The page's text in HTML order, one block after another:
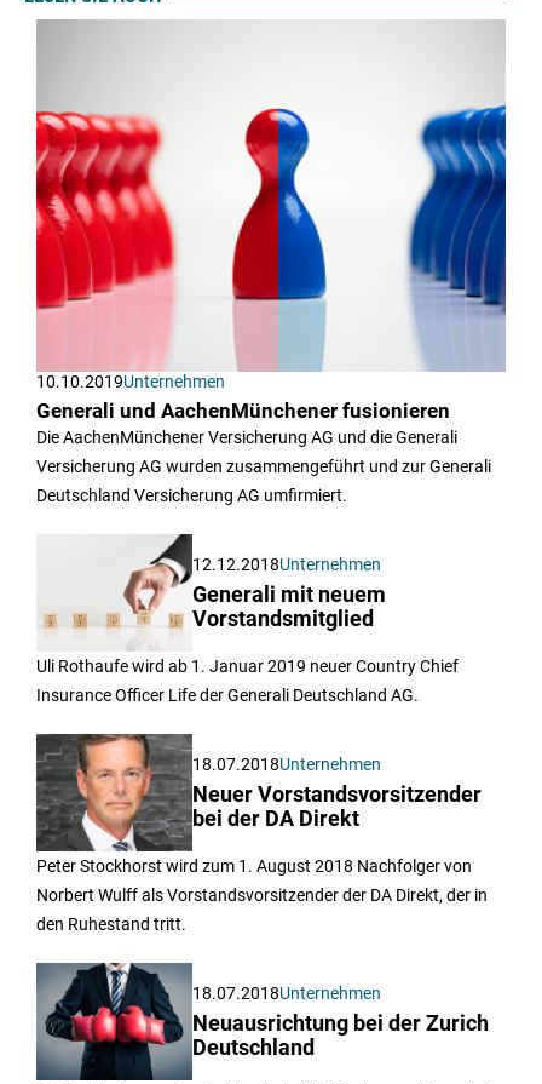
10.10.2019Unternehmen
Generali und AachenMünchener fusionieren
Die AachenMünchener Versicherung AG und die Generali
Versicherung AG wurden zusammengeführt und zur Generali
Deutschland Versicherung AG umfirmiert.
12.12.2018Unternehmen
Generali mit neuem
Vorstandsmitglied
Uli Rothaufe wird ab 1. Januar 2019 neuer Country Chief
Insurance Officer Life der Generali Deutschland AG.
18.07.2018Unternehmen
Neuer Vorstandsvorsitzender
bei der DA Direkt
Peter Stockhorst wird zum 1. August 2018 Nachfolger von
Norbert Wulff als Vorstandsvorsitzender der DA Direkt, der in
den Ruhestand tritt.
18.07.2018Unternehmen
Neuausrichtung bei der Zurich
Deutschland